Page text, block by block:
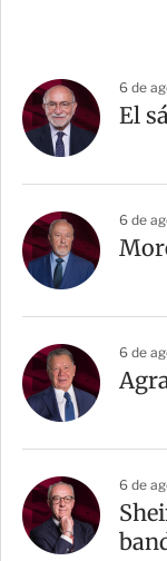
6 de
El
6 de
6 de
6 de